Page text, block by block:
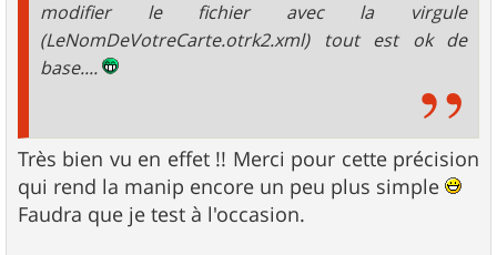
modifier le fichier avec la virgule
(LeNomDeVotreCarte.otrk2.xml) tout est ok de
base....
Très bien vu en effet !! Merci pour cette précision
qui rend la manip encore un peu plus simple
Faudra que je test à l'occasion.